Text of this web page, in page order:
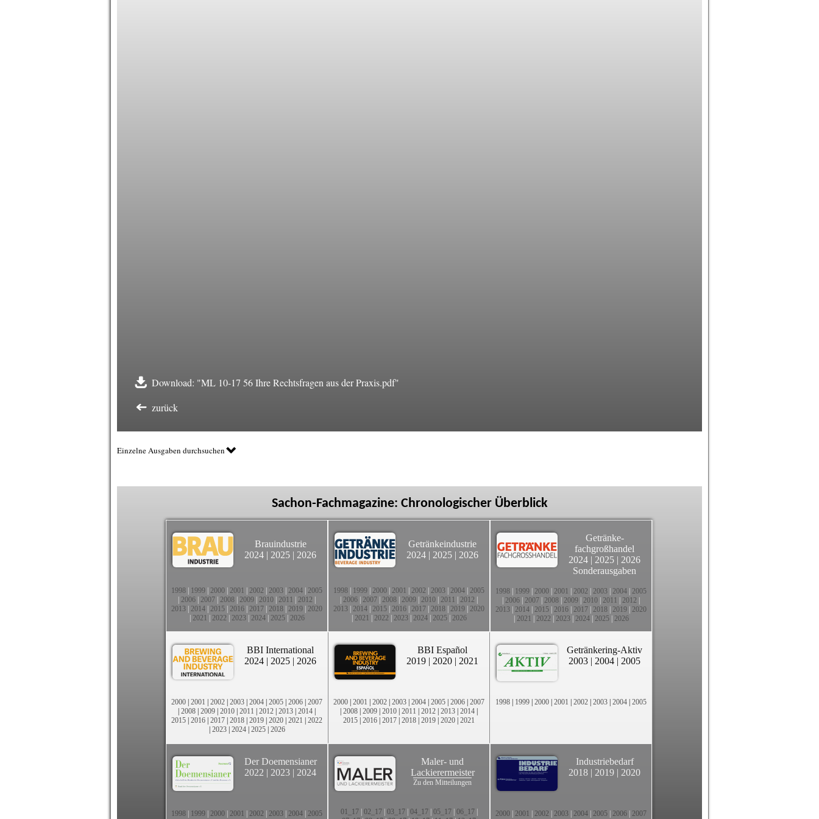
Download: "ML 10-17 56 Ihre Rechtsfragen aus der Praxis.pdf"
zurück
Einzelne Ausgaben durchsuchen
Sachon-Fachmagazine: Chronologischer Überblick
Brauindustrie
2024 | 2025 | 2026
1998 1999 2000 2001 2002 2003 2004 2005
2006 2007 2008 2009 2010 2011 2012
2013 2014 2015 2016 2017 2018 2019 2020
2021 2022 2023| 2024| 2025| 2026
Getränkeindustrie
2024 | 2025 | 2026
1998 1999 2000 2001 2002 2003 2004 2005
2006 2007 2008 2009 2010 2011 2012
2013 2014 2015 2016 2017 2018 2019 2020
2021 2022 2023| 2024| 2025| 2026
Getränke-
fachgroßhandel
2024 | 2025 | 2026
Sonderausgaben
1998 1999 2000 2001 2002 2003 2004 2005
2006 2007 2008 2009 2010 2011 2012
2013 2014 2015 2016 2017 2018 2019 2020
2021 2022 2023| 2024| 2025| 2026
BBI International
2024 | 2025 | 2026
2000 | 2001 | 2002 | 2003 | 2004 | 2005 | 2006 | 2007
| 2008 | 2009 | 2010 | 2011 | 2012 | 2013 | 2014 |
2015 | 2016 | 2017 | 2018 | 2019 | 2020 | 2021 | 2022
| 2023| 2024| 2025| 2026
BBI Español
2019 | 2020 | 2021
2000 | 2001 | 2002 | 2003 | 2004 | 2005 | 2006 | 2007
| 2008 | 2009 | 2010 | 2011 | 2012 | 2013 | 2014 |
2015 | 2016 | 2017 | 2018 | 2019 | 2020 | 2021
Getränkering-Aktiv
2003 | 2004 | 2005
1998 | 1999 | 2000 | 2001 | 2002 | 2003 | 2004 | 2005
Der Doemensianer
2022 | 2023 | 2024
1998 1999 2000 2001 2002 2003 2004 2005
Maler- und
Lackierermeister
Zu den Mitteilungen
01_17| 02_17| 03_17| 04_17| 05_17| 06_17|
Industriebedarf
2018 | 2019 | 2020
2000 2001 2002 2003 2004 2005 2006 2007